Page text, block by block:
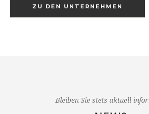
ZU DEN UNTERNEHMEN
Bleiben Sie stets aktuell